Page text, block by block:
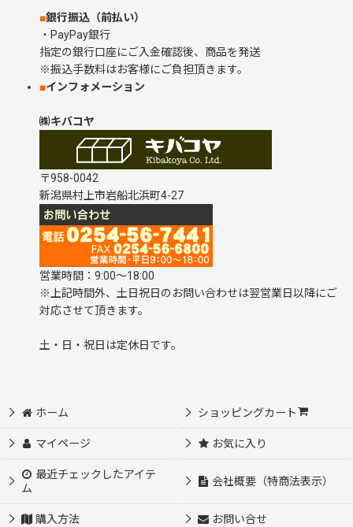
■銀行振込（前払い）
・PayPay銀行
指定の銀行口座にご入金確認後、商品を発送
※振込手数料はお客様にご負担頂きます。
■インフォメーション
㈱キバコヤ
〒958-0042
新潟県村上市岩船北浜町4-27
営業時間：9:00～18:00
※上記時間外、土日祝日のお問い合わせは翌営業日以降にご
対応させて頂きます。
土・日・祝日は定休日です。
ホーム ショッピングカート
マイページ お気に入り
最近チェックしたアイテ
ム
会社概要（特商法表示）
購入方法 お問い合せ